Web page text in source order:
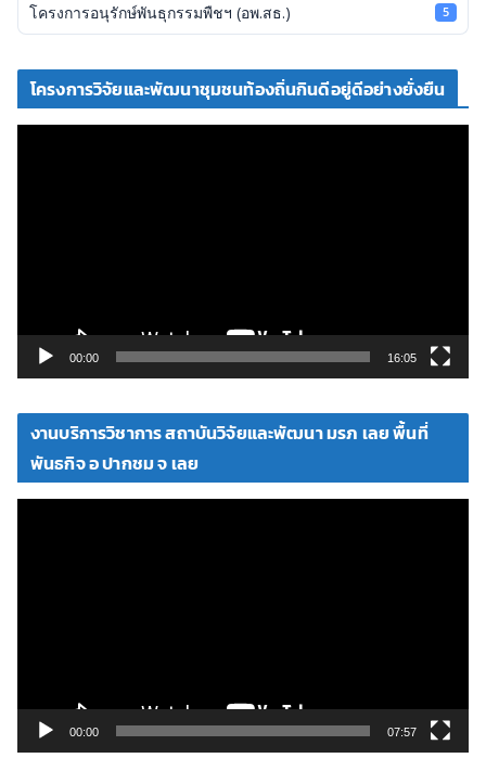
โครงการอนุรักษ์พันธุกรรมพืชฯ (อพ.สธ.) 5
โครงการวิจัยและพัฒนาชุมชนท้องถิ่นกินดีอยู่ดีอย่างยั่งยืน
ดี
โ
00:00 16:05
งานบริการวิชาการ สถาบันวิจัยและพัฒนา มรภ เลย พื้นที่
พันธกิจ อ ปากชม จ เลย
ดี
00:00 07:57